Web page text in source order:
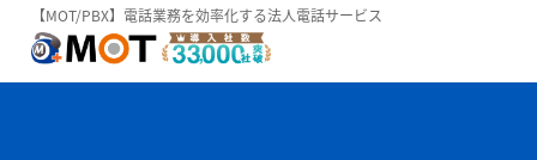
【MOT/PBX】電話業務を効率化する法人電話サービス